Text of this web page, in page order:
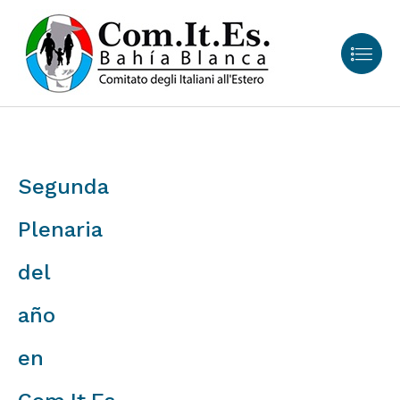
Segunda
Plenaria
del
año
en